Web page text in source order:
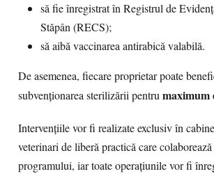
să fie înregistrat în Registrul de
Stăpân (RECS);
să aibă vaccinarea antirabică valabilă.
De asemenea, fiecare proprietar poate
subvenționarea sterilizării pentrumaximum
Intervențiile vor fi realizate exclusiv în
veterinari de liberă practică care
programului, iar toate operațiunile vor fi